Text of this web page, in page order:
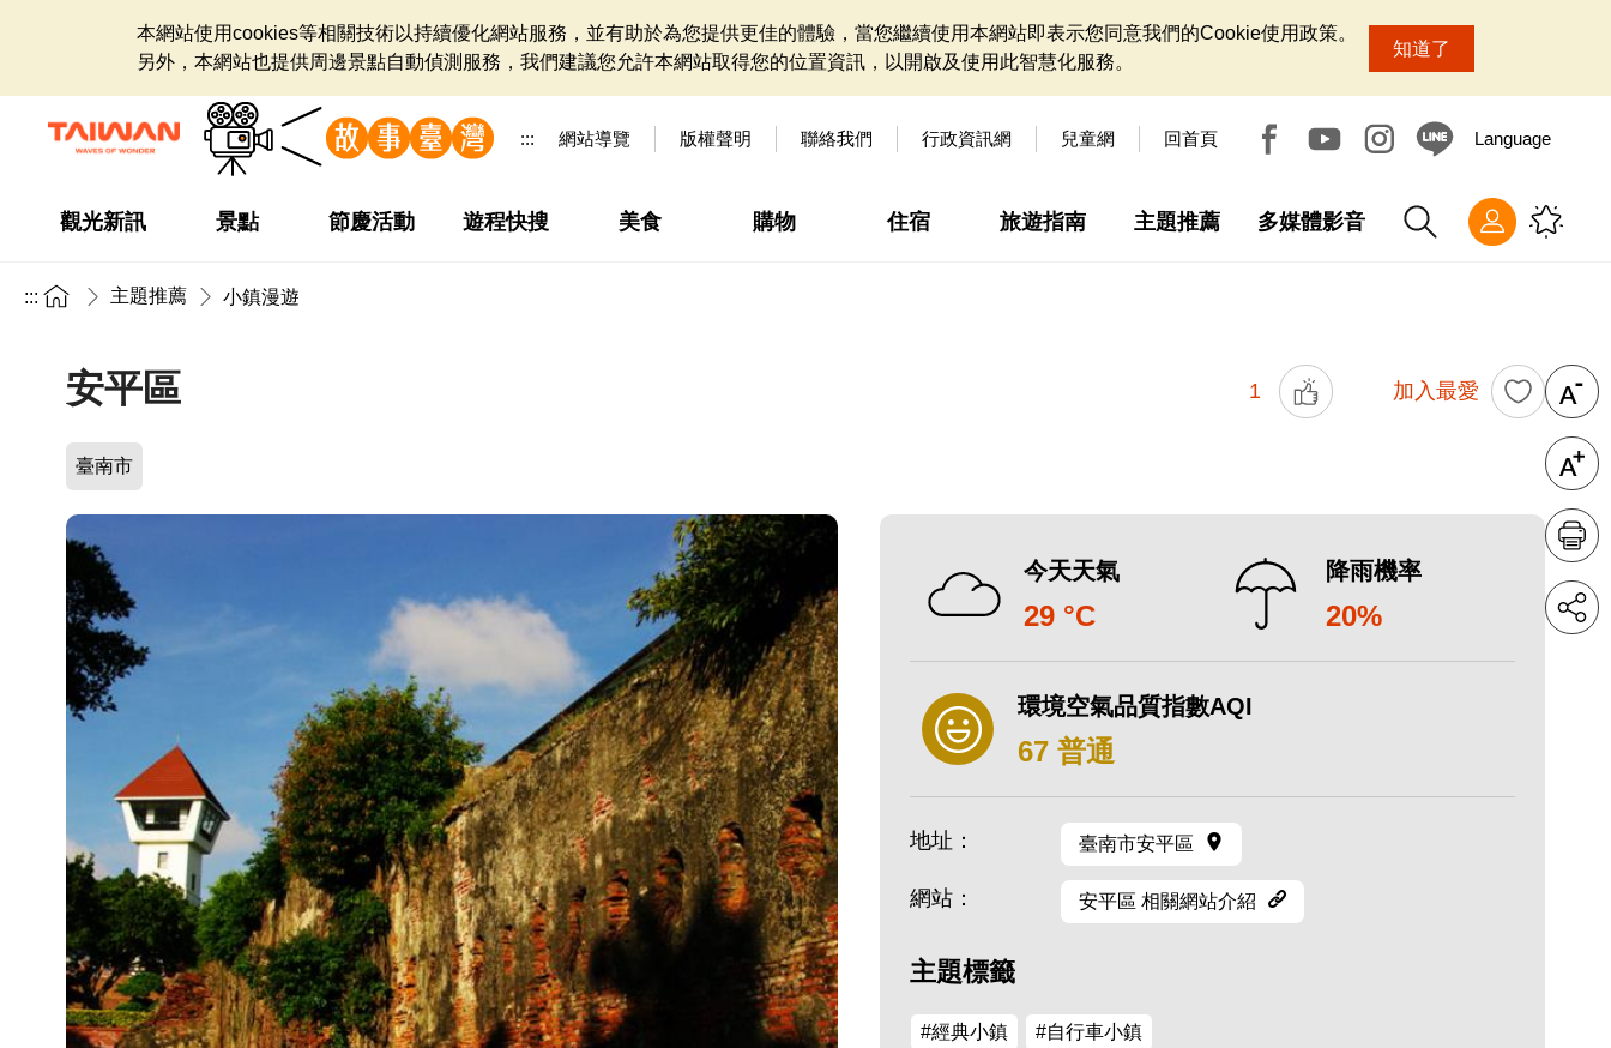
本網站使用cookies等相關技術以持續優化網站服務，並有助於為您提供更佳的體驗，當您繼續使用本網站即表示您同意我們的Cookie使用政策。
另外，本網站也提供周邊景點自動偵測服務，我們建議您允許本網站取得您的位置資訊，以開啟及使用此智慧化服務。
知道了
::: 網站導覽 版權聲明 聯絡我們 行政資訊網 兒童網 回首頁 Language
觀光新訊 景點 節慶活動 遊程快搜 美食 購物 住宿 旅遊指南 主題推薦 多媒體影音
::: 主題推薦 小鎮漫遊
安平區 1 加入最愛
臺南市
今天天氣
29 °C
降雨機率
20%
環境空氣品質指數AQI
67 普通
地址： 臺南市安平區
網站： 安平區 相關網站介紹
主題標籤
#經典小鎮 #自行車小鎮